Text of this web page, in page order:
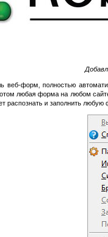
веб-форм, полностью
любая форма на любом
распознать и заполнить любую